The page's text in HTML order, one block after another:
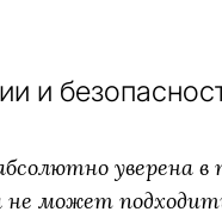
и
уверена в
может